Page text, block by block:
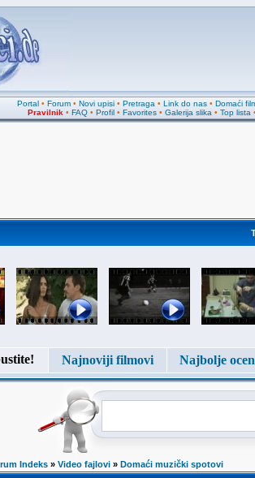
Portal• Forum• Novi upisi• Pretraga • Link do nas• Domaći
Pravilnik • FAQ • Profil • Favorites • Galerija slika • Top lista
Najnoviji filmovi Najbolje
Indeks » Video fajlovi » Domaći muzički spotovi